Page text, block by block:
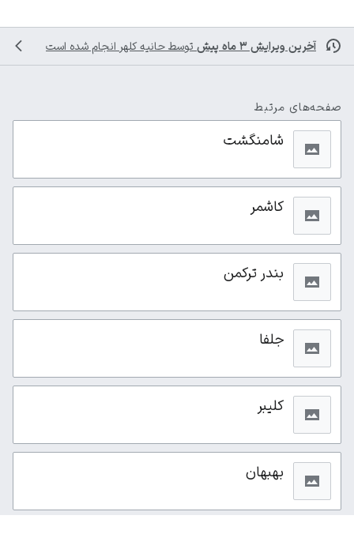
آخرین ویرایش ۳ ماه پیش توسط حانیه کلهر انجام شده است
صفحه‌های مرتبط
شامنگشت
کاشمر
بندر تركمن
جلفا
کلیبر
بهبهان